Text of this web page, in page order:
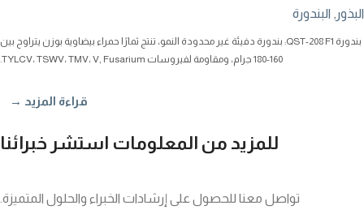
البذور, البندورة
بندورة QST-208 F1: بندورة دفيئة غير محدودة النمو، تنتج ثمارًا حمراء بيضاوية بوزن يتراوح بين
160-180 جرام، ومقاومة لفيروسات TYLCV، TSWV، TMV، V, Fusarium.
قراءة المزيد →
للمزيد من المعلومات استشر خبرائنا
تواصل معنا للحصول على إرشادات الخبراء والحلول المتميزة.